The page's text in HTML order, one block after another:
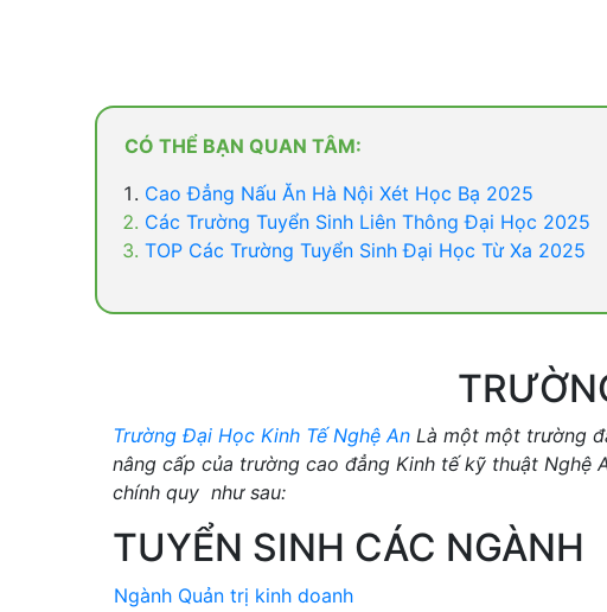
CÓ THỂ BẠN QUAN TÂM:
Cao Đẳng Nấu Ăn Hà Nội Xét Học Bạ 2025
Các Trường Tuyển Sinh Liên Thông Đại Học 2025
TOP Các Trường Tuyển Sinh Đại Học Từ Xa 2025
Trường Đại Học Kinh Tế Nghệ An Là một một trường
nâng cấp của trường cao đẳng Kinh tế kỹ thuật Nghệ
chính quy như sau:
TUYỂN SINH CÁC NGÀNH
Ngành Quản trị kinh doanh